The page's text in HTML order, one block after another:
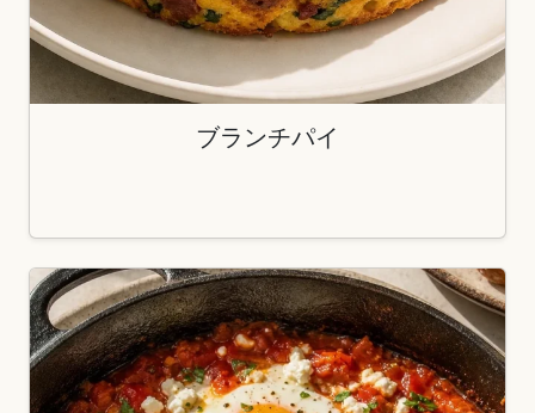
ブランチパイ